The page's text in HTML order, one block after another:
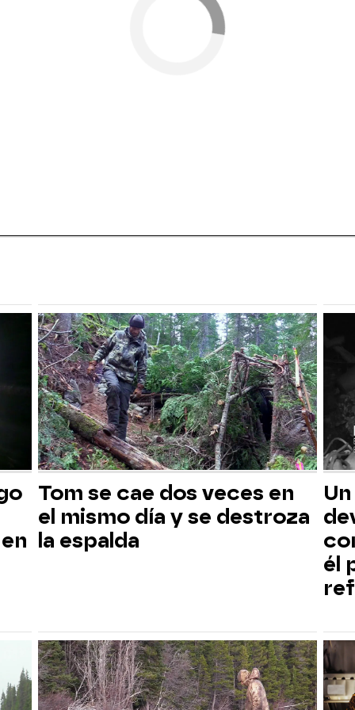
Tom se cae dos veces en
el mismo día y se destroza
la espalda
él